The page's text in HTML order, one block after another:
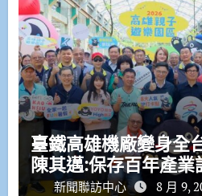
臺鐵高雄機廠變身全
陳其邁:保存百年產業
新聞聯訪中心 8 月 9,